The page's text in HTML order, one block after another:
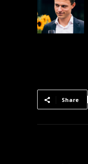
Share